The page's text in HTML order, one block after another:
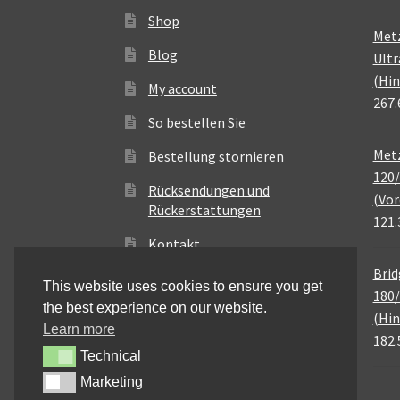
Shop
Blog
My account
So bestellen Sie
Bestellung stornieren
Rücksendungen und
Rückerstattungen
Kontakt
This website uses cookies to ensure you get
the best experience on our website.
Learn more
TechnicalTechnical
MarketingMarketing